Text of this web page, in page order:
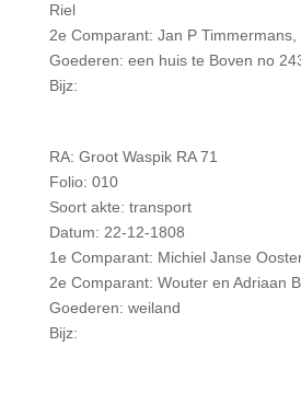
Riel
2e Comparant: Jan P
Goederen: een huis te Boven no
Bijz:
RA: Groot Waspik RA 71
Folio: 010
Soort akte: transport
Datum: 22-12-1808
1e Comparant: Michiel Janse
2e Comparant: Wouter en Adriaan
Goederen: weiland
Bijz: